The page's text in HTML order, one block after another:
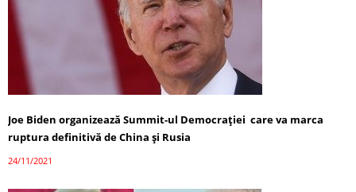
Joe Biden organizează Summit-ul Democrației care va marca
ruptura definitivă de China și Rusia
24/11/2021